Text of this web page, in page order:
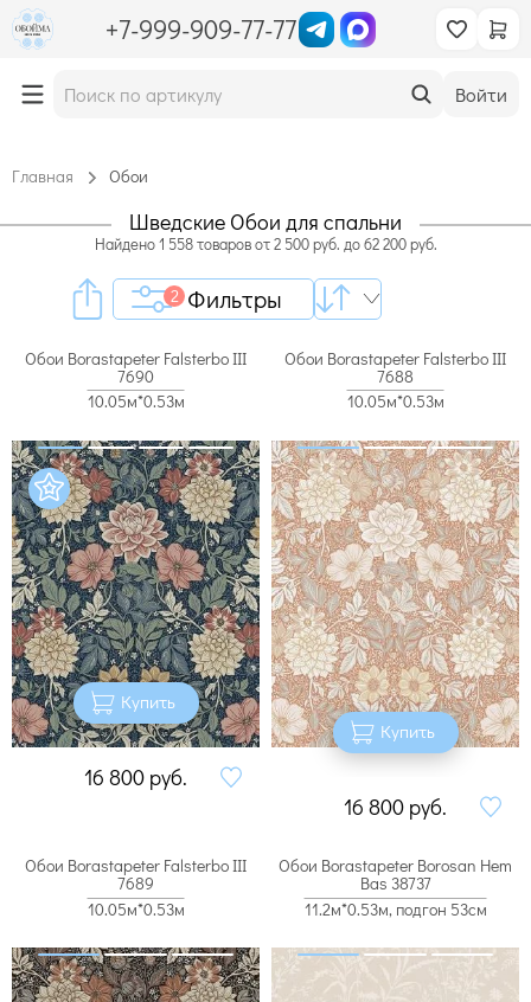
+7-999-909-77-77
Войти
Главная Обои
Шведские Обои для спальни
Найдено 1 558 товаров от 2 500 руб. до 62 200 руб.
Фильтры
2
Обои Borastapeter Falsterbo III
7690
10.05м*0.53м
Купить
16 800 руб.
Обои Borastapeter Falsterbo III
7688
10.05м*0.53м
Купить
16 800 руб.
Обои Borastapeter Falsterbo III
7689
10.05м*0.53м
Обои Borastapeter Borosan Hem
Bas 38737
11.2м*0.53м, подгон 53см